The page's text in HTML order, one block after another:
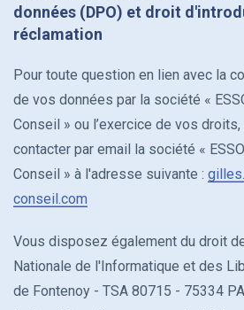
données (DPO) et droit
réclamation
Pour toute question en lien avec la
de vos données par la société «
Conseil » ou l’exercice de vos
contacter par email la société «
Conseil » à l'adresse suivante :
conseil.com
Vous disposez également du droit
Nationale de l'Informatique et des
de Fontenoy - TSA 80715 - 75334